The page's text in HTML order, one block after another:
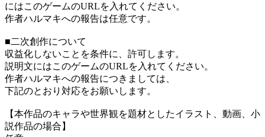
にはこのゲームのURLを入れてください。
作者ハルマキへの報告は任意です。
■二次創作について
収益化しないことを条件に、許可します。
説明文にはこのゲームのURLを入れてください。
作者ハルマキへの報告につきましては、
下記のとおり対応をお願いします。
【本作品のキャラや世界観を題材としたイラスト、動画、小
説作品の場合】